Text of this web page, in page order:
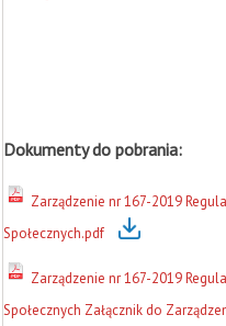
Dokumenty do pobrania:
Zarządzenie nr 167-2019
Społecznych.pdf
Zarządzenie nr 167-2019
Społecznych Załącznik do